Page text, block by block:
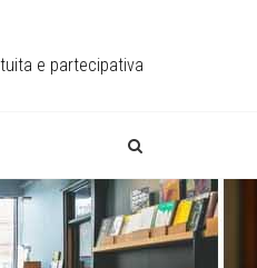
e partecipativa